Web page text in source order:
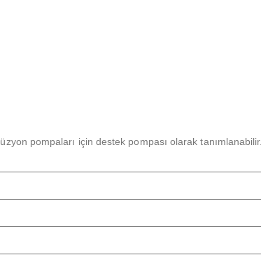
pompaları için destek pompası olarak tanımlanabilir.